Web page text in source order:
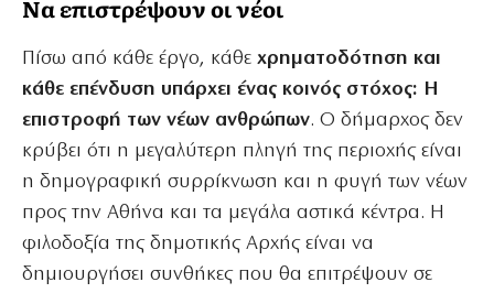
Να επιστρέψουν οι νέοι
Πίσω από κάθε έργο, κάθε χρηματοδότηση και
κάθε επένδυση υπάρχει ένας κοινός στόχος: Η
επιστροφή των νέων ανθρώπων. Ο δήμαρχος δεν
κρύβει ότι η μεγαλύτερη πληγή της περιοχής είναι
η δημογραφική συρρίκνωση και η φυγή των νέων
προς την Αθήνα και τα μεγάλα αστικά κέντρα. Η
φιλοδοξία της δημοτικής Αρχής είναι να
δημιουργήσει συνθήκες που θα επιτρέψουν σε